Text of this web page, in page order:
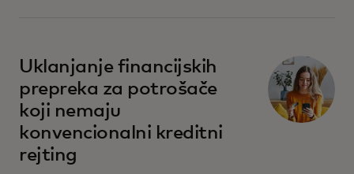
Uklanjanje financijskih
prepreka za potrošače
koji nemaju
konvencionalni kreditni
rejting